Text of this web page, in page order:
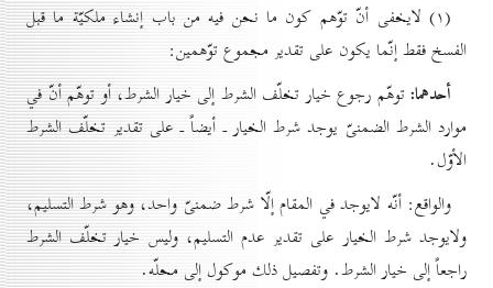
(۱) لايخفى أنّ توّهم كون ما نحن فيه من باب إنشاء ملكيّة ما قبل
الفسخ فقط إنّما يكون على تقدير مجموع توّهمين:
أحدهما: توهّم رجوع خيار تخلّف الشرط إلى خيار الشرط، أو توهّم أنّ في
موارد الشرط الضمنىّ يوجد شرط الخيار ـ أيضاً ـ على تقدير تخلّف الشرط
الأوّل.
والواقع: أنّه لايوجد في المقام إلّا شرط ضمنىّ واحد، وهو شرط التسليم،
ولايوجد شرط الخيار على تقدير عدم التسليم، وليس خيار تخلّف الشرط
راجعاً إلى خيار الشرط. وتفصيل ذلك موكول إلى محلّه.